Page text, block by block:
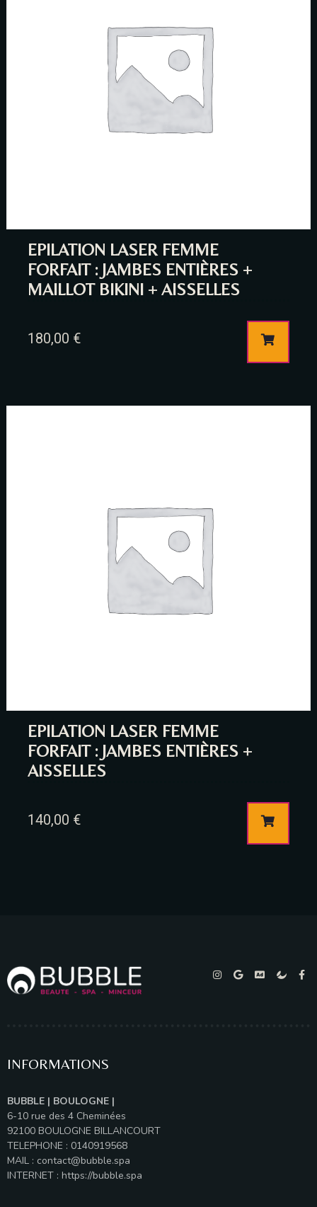
EPILATION LASER FEMME
FORFAIT : JAMBES ENTIÈRES +
MAILLOT BIKINI + AISSELLES
180,00 €
EPILATION LASER FEMME
FORFAIT : JAMBES ENTIÈRES +
AISSELLES
140,00 €
INFORMATIONS
BUBBLE | BOULOGNE |
6-10 rue des 4 Cheminées
92100 BOULOGNE BILLANCOURT
TELEPHONE : 0140919568
MAIL : contact@bubble.spa
INTERNET : https://bubble.spa